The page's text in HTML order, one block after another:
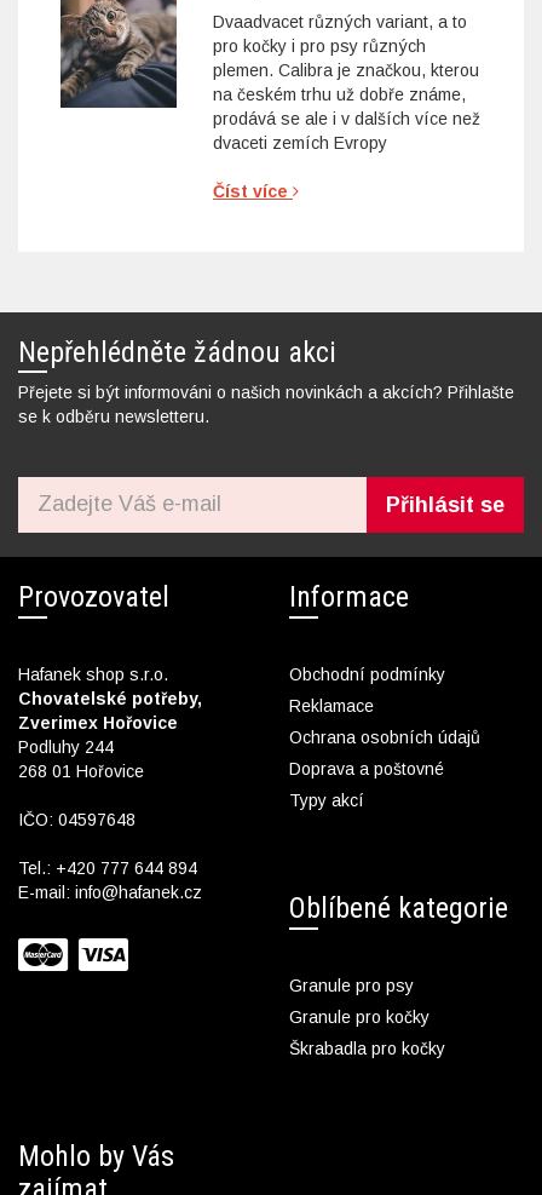
Dvaadvacet různých variant, a to
pro kočky i pro psy různých
plemen. Calibra je značkou, kterou
na českém trhu už dobře známe,
prodává se ale i v dalších více než
dvaceti zemích Evropy
Číst více
Nepřehlédněte žádnou akci
Přejete si být informováni o našich novinkách a akcích? Přihlašte
se k odběru newsletteru.
Přihlásit se
Provozovatel
Hafanek shop s.r.o.
Chovatelské potřeby,
Zverimex Hořovice
Podluhy 244
268 01 Hořovice
IČO: 04597648
Tel.: +420 777 644 894
E-mail: info@hafanek.cz
Informace
Obchodní podmínky
Reklamace
Ochrana osobních údajů
Doprava a poštovné
Typy akcí
Oblíbené kategorie
Granule pro psy
Granule pro kočky
Škrabadla pro kočky
Mohlo by Vás